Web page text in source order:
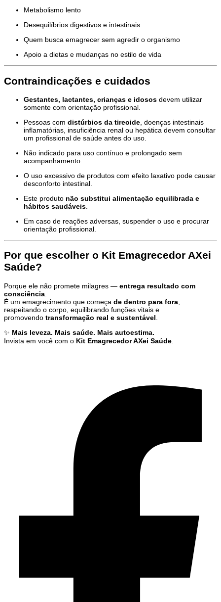
Metabolismo lento
Desequilíbrios digestivos e intestinais
Quem busca emagrecer sem agredir o organismo
Apoio a dietas e mudanças no estilo de vida
Contraindicações e cuidados
Gestantes, lactantes, crianças e idosos devem utilizar
somente com orientação profissional.
Pessoas com distúrbios da tireoide , doenças intestinais
inflamatórias, insuficiência renal ou hepática devem consultar
um profissional de saúde antes do uso.
Não indicado para uso contínuo e prolongado sem
acompanhamento.
O uso excessivo de produtos com efeito laxativo pode causar
desconforto intestinal.
Este produto não substitui alimentação equilibrada e
hábitos saudáveis
Em caso de reações adversas, suspender o uso e procurar
orientação profissional.
Por que escolher o Kit Emagrecedor AXei
Saúde?
Porque ele não promete milagres — entrega resultado com
consciência
É um emagrecimento que começa de dentro para fora
respeitando o corpo, equilibrando funções vitais e
promovendo transformação real e sustentável
✨ Mais leveza. Mais saúde. Mais autoestima.
Invista em você com o Kit Emagrecedor AXei Saúde